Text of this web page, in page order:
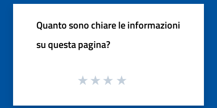
Quanto sono chiare le informazioni
su questa pagina?